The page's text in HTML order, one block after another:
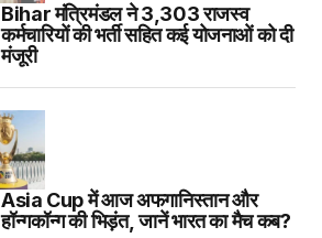
Bihar मंत्रिमंडल ने 3,303 राजस्व
कर्मचारियों की भर्ती सहित कई योजनाओं को दी
मंजूरी
Asia Cup में आज अफगानिस्तान और
हॉन्गकॉन्ग की भिड़ंत, जानें भारत का मैच कब?